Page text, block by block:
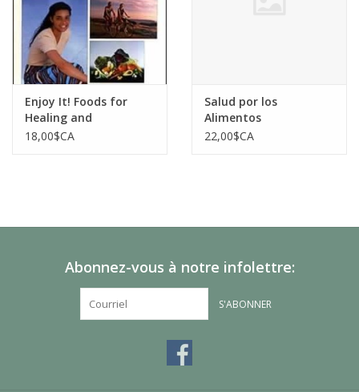
Enjoy It! Foods for
Healing and
Prevention
18,00$CA
Salud por los
Alimentos
22,00$CA
Abonnez-vous à notre infolettre:
S'ABONNER